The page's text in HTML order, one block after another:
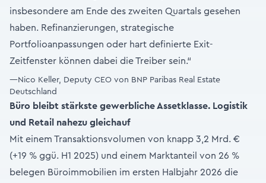
insbesondere am Ende des zweiten Quartals gesehen
haben. Refinanzierungen, strategische
Portfolioanpassungen oder hart definierte Exit-
Zeitfenster können dabei die Treiber sein.“
—Nico Keller, Deputy CEO von BNP Paribas Real Estate
Deutschland
Büro bleibt stärkste gewerbliche Assetklasse. Logistik
und Retail nahezu gleichauf
Mit einem Transaktionsvolumen von knapp 3,2 Mrd. €
(+19 % ggü. H1 2025) und einem Marktanteil von 26 %
belegen Büroimmobilien im ersten Halbjahr 2026 die